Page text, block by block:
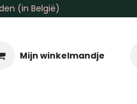
(in België)
Mijn winkelmandje